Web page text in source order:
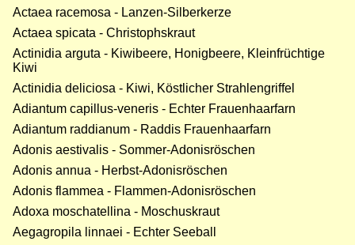
Actaea racemosa - Lanzen-Silberkerze
Actaea spicata - Christophskraut
Actinidia arguta - Kiwibeere, Honigbeere, Kleinfrüchtige
Kiwi
Actinidia deliciosa - Kiwi, Köstlicher Strahlengriffel
Adiantum capillus-veneris - Echter Frauenhaarfarn
Adiantum raddianum - Raddis Frauenhaarfarn
Adonis aestivalis - Sommer-Adonisröschen
Adonis annua - Herbst-Adonisröschen
Adonis flammea - Flammen-Adonisröschen
Adoxa moschatellina - Moschuskraut
Aegagropila linnaei - Echter Seeball